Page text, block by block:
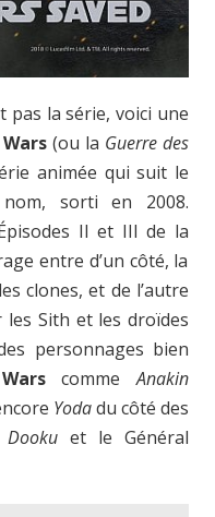
pas la série, voici une
(ou la Guerre des
animée qui suit le
sorti en 2008.
II et III de la
entre d’un côté, la
clones, et de l’autre
Sith et les droïdes
personnages bien
commeAnakin
Yodadu côté des
Dookuet le Général